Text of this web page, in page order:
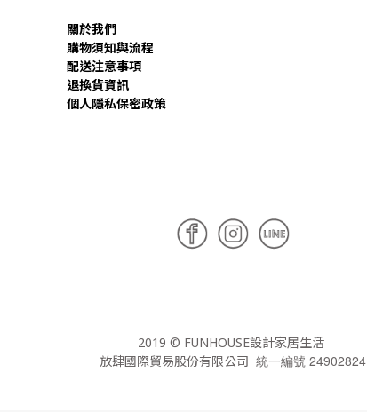
關於我們
購物須知與流程
配送注意事項
退換貨資訊
個人隱私保密政策
2019 © FUNHOUSE設計家居生活
放肆國際貿易股份有限公司 統一編號 24902824